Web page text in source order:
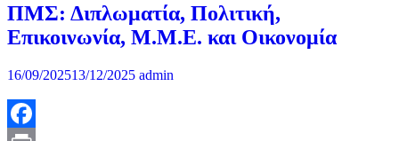
ΠΜΣ: Διπλωματία, Πολιτική,
Επικοινωνία, Μ.Μ.Ε. και Οικονομία
16/09/202513/12/2025 admin